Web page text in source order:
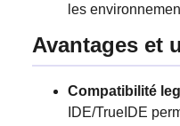
les
Avantages et
Compatibilité
IDE/TrueIDE